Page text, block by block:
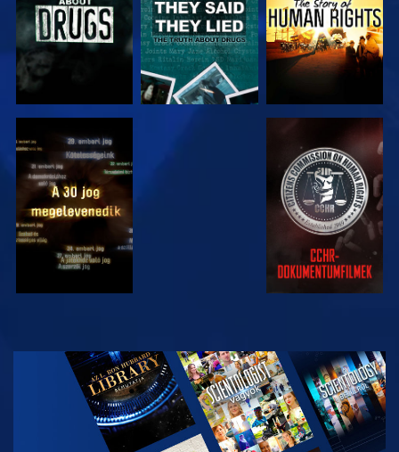
MŰSORNÉZÉS MŰSORNÉZÉS
MŰSORNÉZÉS
A SOROZAT
RÉSZEI